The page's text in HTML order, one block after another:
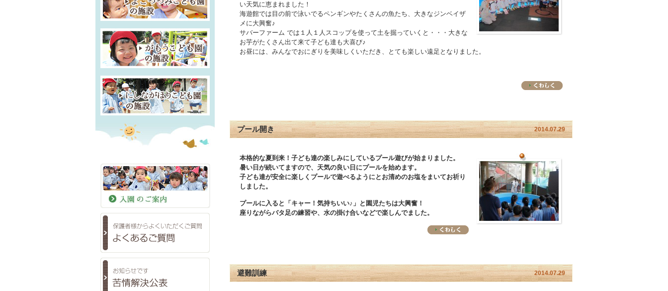
い天気に恵まれました！
海遊館では目の前で泳いでるペンギンやたくさんの魚たち、大きなジンベイザ
メに大興奮♪
サバーファーム では１人１人スコップを使って土を掘っていくと・・・大きな
お芋がたくさん出て来て子ども達も大喜び♪
お昼には、みんなでおにぎりを美味しくいただき、とても楽しい遠足となりました。
プール開き 2014.07.29
本格的な夏到来！子ども達の楽しみにしているプール遊びが始まりました。
暑い日が続いてますので、天気の良い日にプールを始めます。
子ども達が安全に楽しくプールで遊べるようにとお清めのお塩をまいてお祈り
しました。
プールに入ると「キャー！気持ちいい♪」と園児たちは大興奮！
座りながらバタ足の練習や、水の掛け合いなどで楽しんでました。
避難訓練 2014.07.29